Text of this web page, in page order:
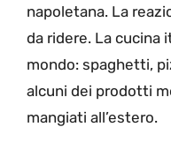
napoletana. La
da ridere. La cucina
mondo: spaghetti,
alcuni dei prodotti
mangiati all’estero.